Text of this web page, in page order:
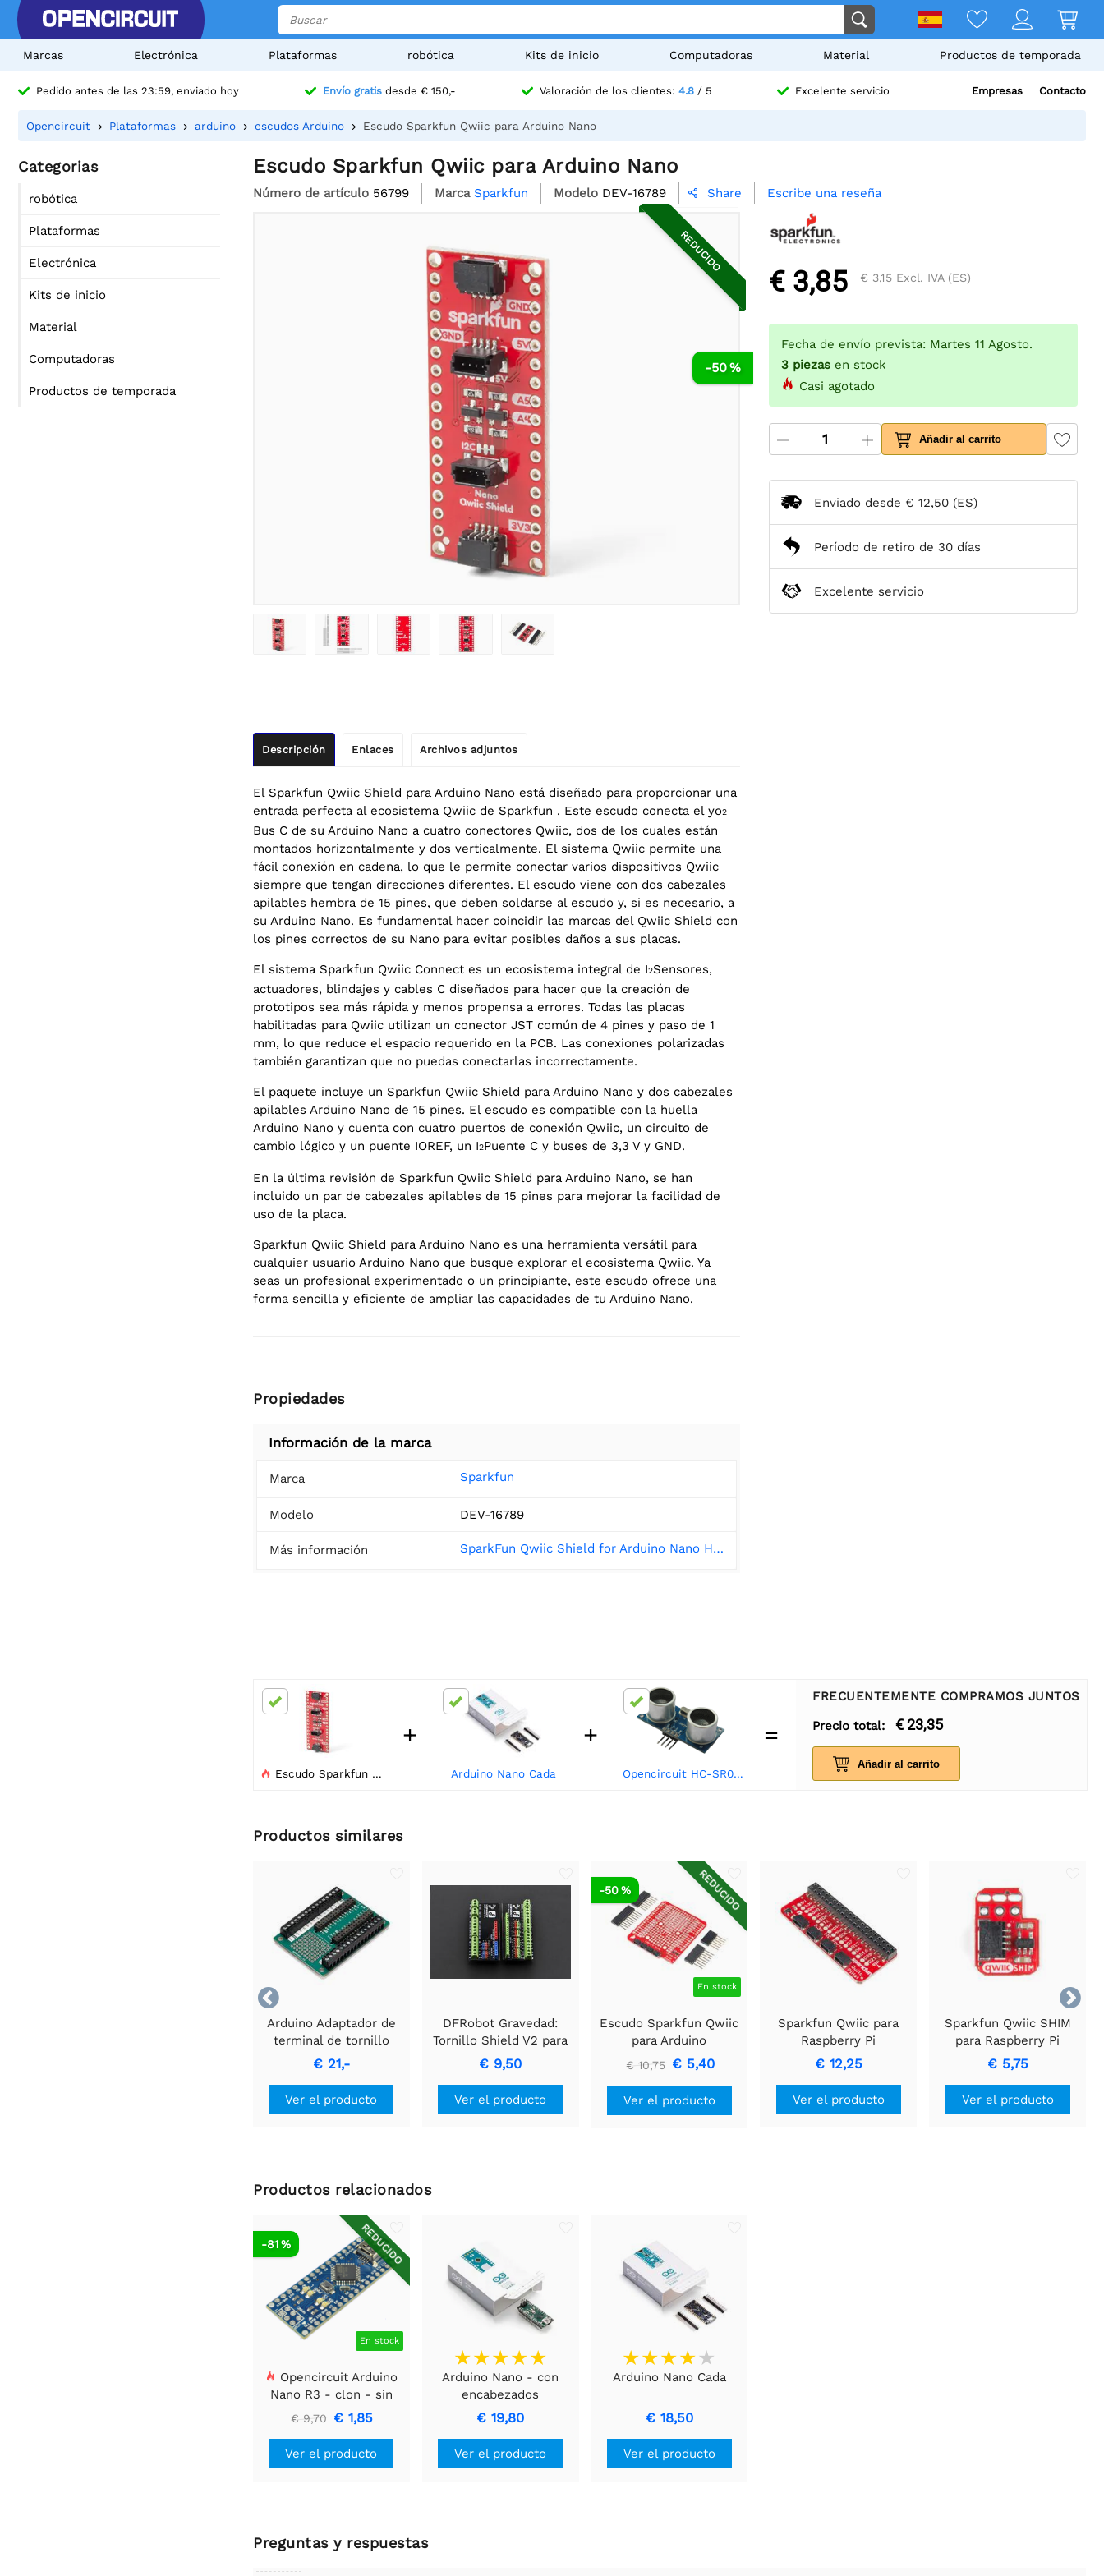
Marcas Electrónica Plataformas robótica Kits de inicio Computadoras Material Productos de temporada
Pedido antes de las 23:59, enviado hoy Envío gratisdesde € 150,- Valoración de los clientes: 4.8/ 5 Excelente servicio Empresas Contacto
Opencircuit Plataformas arduino escudos Arduino Escudo Sparkfun Qwiic para Arduino Nano
Categorias
robótica
Plataformas
Electrónica
Kits de inicio
Material
Computadoras
Productos de temporada
Escudo Sparkfun Qwiic para Arduino Nano
Número de artículo 56799 Marca Sparkfun Modelo DEV-16789  Share Escribe una reseña
-50 %
REDUCIDO
Descripción Enlaces Archivos adjuntos
El Sparkfun Qwiic Shield para Arduino Nano está diseñado para proporcionar una
entrada perfecta al ecosistema Qwiic de Sparkfun . Este escudo conecta el yo2
Bus C de su Arduino Nano a cuatro conectores Qwiic, dos de los cuales están
montados horizontalmente y dos verticalmente. El sistema Qwiic permite una
fácil conexión en cadena, lo que le permite conectar varios dispositivos Qwiic
siempre que tengan direcciones diferentes. El escudo viene con dos cabezales
apilables hembra de 15 pines, que deben soldarse al escudo y, si es necesario, a
su Arduino Nano. Es fundamental hacer coincidir las marcas del Qwiic Shield con
los pines correctos de su Nano para evitar posibles daños a sus placas.
El sistema Sparkfun Qwiic Connect es un ecosistema integral de I2Sensores,
actuadores, blindajes y cables C diseñados para hacer que la creación de
prototipos sea más rápida y menos propensa a errores. Todas las placas
habilitadas para Qwiic utilizan un conector JST común de 4 pines y paso de 1
mm, lo que reduce el espacio requerido en la PCB. Las conexiones polarizadas
también garantizan que no puedas conectarlas incorrectamente.
El paquete incluye un Sparkfun Qwiic Shield para Arduino Nano y dos cabezales
apilables Arduino Nano de 15 pines. El escudo es compatible con la huella
Arduino Nano y cuenta con cuatro puertos de conexión Qwiic, un circuito de
cambio lógico y un puente IOREF, un I2Puente C y buses de 3,3 V y GND.
En la última revisión de Sparkfun Qwiic Shield para Arduino Nano, se han
incluido un par de cabezales apilables de 15 pines para mejorar la facilidad de
uso de la placa.
Sparkfun Qwiic Shield para Arduino Nano es una herramienta versátil para
cualquier usuario Arduino Nano que busque explorar el ecosistema Qwiic. Ya
seas un profesional experimentado o un principiante, este escudo ofrece una
forma sencilla y eficiente de ampliar las capacidades de tu Arduino Nano.
Propiedades
Información de la marca
Marca Sparkfun
Modelo DEV-16789
Más información SparkFun Qwiic Shield for Arduino Nano Hookup Guide - learn.sparkfun.com
€ 3,85 € 3,15 Excl. IVA (ES)
Fecha de envío prevista: Martes 11 Agosto.
3 piezas en stock
Casi agotado
Añadir al carrito
Enviado desde € 12,50 (ES)
Período de retiro de 30 días
Excelente servicio
 Escudo Sparkfun Qwiic para Arduino Nano
+
Arduino Nano Cada
+
Opencircuit HC-SR04 Módulo de detección de distancia ultrasónica
=
FRECUENTEMENTE COMPRAMOS JUNTOS
Precio total:
€ 23,35
Añadir al carrito
Productos similares


Arduino Adaptador de
terminal de tornillo
nano
€ 21,-
Ver el producto
DFRobot Gravedad:
Tornillo Shield V2 para
Arduino
€ 9,50
Ver el producto
REDUCIDO
En stock
-50 %
Escudo Sparkfun Qwiic
para Arduino
€ 10,75 € 5,40
Ver el producto
Sparkfun Qwiic para
Raspberry Pi
€ 12,25
Ver el producto
Sparkfun Qwiic SHIM
para Raspberry Pi
€ 5,75
Ver el producto
Productos relacionados
REDUCIDO
En stock
-81 %
Opencircuit Arduino
Nano R3 - clon - sin
encabezados
€ 9,70 € 1,85
Ver el producto
Arduino Nano - con
encabezados
€ 19,80
Ver el producto
Arduino Nano Cada
€ 18,50
Ver el producto
Preguntas y respuestas